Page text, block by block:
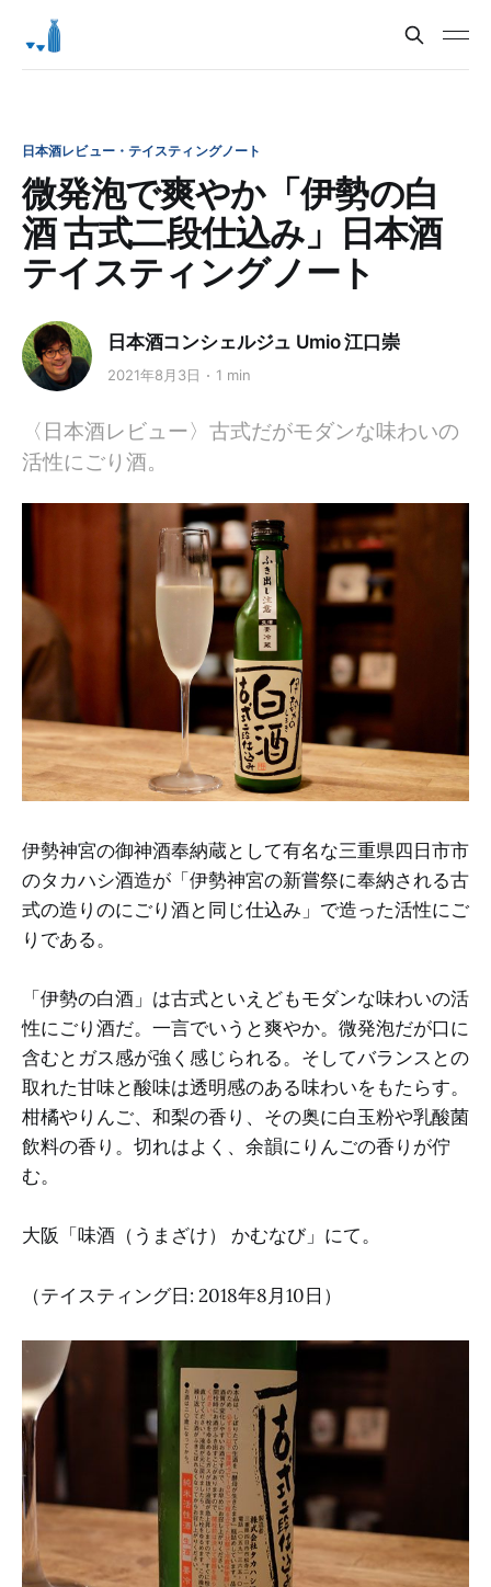
日本酒レビュー・テイスティングノート
微発泡で爽やか「伊勢の白
酒 古式二段仕込み」日本酒
テイスティングノート
日本酒コンシェルジュ Umio 江口崇
2021年8月3日 1 min
〈日本酒レビュー〉古式だがモダンな味わいの
活性にごり酒。
伊勢神宮の御神酒奉納蔵として有名な三重県四日市市
のタカハシ酒造が「伊勢神宮の新嘗祭に奉納される古
式の造りのにごり酒と同じ仕込み」で造った活性にご
りである。
「伊勢の白酒」は古式といえどもモダンな味わいの活
性にごり酒だ。一言でいうと爽やか。微発泡だが口に
含むとガス感が強く感じられる。そしてバランスとの
取れた甘味と酸味は透明感のある味わいをもたらす。
柑橘やりんご、和梨の香り、その奥に白玉粉や乳酸菌
飲料の香り。切れはよく、余韻にりんごの香りが佇
む。‌
大阪「味酒（うまざけ） かむなび」にて。
（テイスティング日: 2018年8月10日）